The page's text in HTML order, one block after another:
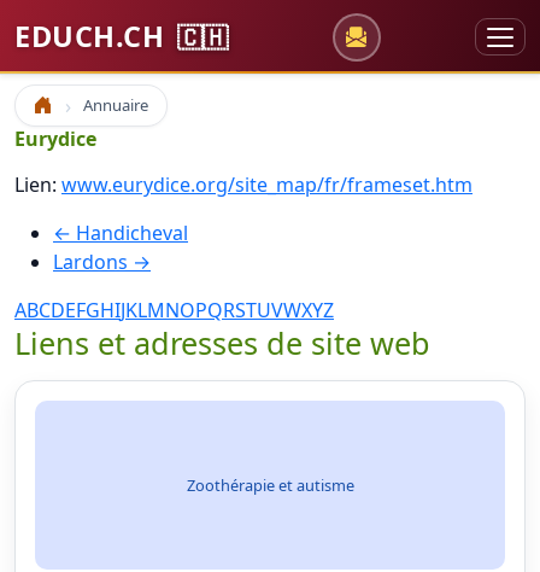
EDUCH.CH 🇨🇭
Accueil Annuaire
Eurydice
Lien: www.eurydice.org/site_map/fr/frameset.htm
← Handicheval
Lardons →
ABCDEFGHIJKLMNOPQRSTUVWXYZ
Liens et adresses de site web
Zoothérapie et autisme